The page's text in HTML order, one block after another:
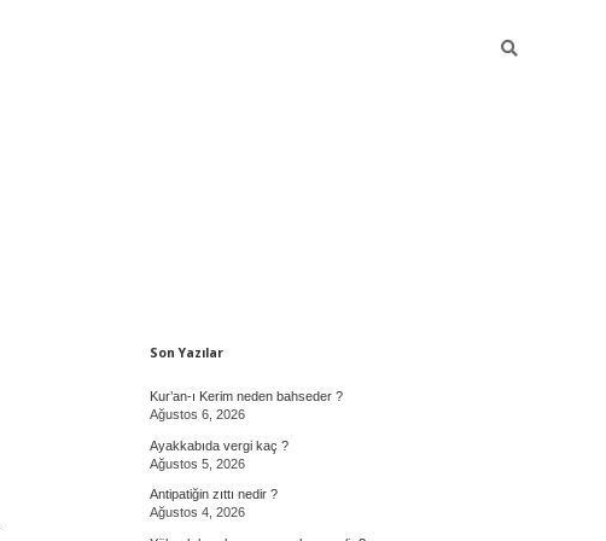
Sidebar
Son Yazılar
Kur’an-ı Kerim neden bahseder ?
Ağustos 6, 2026
Ayakkabıda vergi kaç ?
Ağustos 5, 2026
Antipatiğin zıttı nedir ?
Ağustos 4, 2026